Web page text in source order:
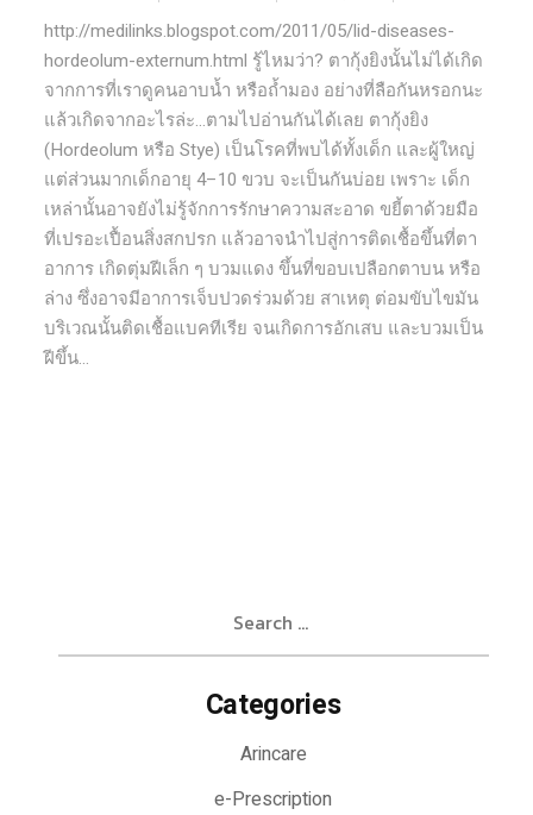
http://medilinks.blogspot.com/2011/05/lid-diseases-
hordeolum-externum.html รู้ไหมว่า? ตากุ้งยิงนั้นไม่ได้เกิด
จากการที่เราดูคนอาบน้ำ หรือถ้ำมอง อย่างที่ลือกันหรอกนะ
แล้วเกิดจากอะไรล่ะ…ตามไปอ่านกันได้เลย ตากุ้งยิง
(Hordeolum หรือ Stye) เป็นโรคที่พบได้ทั้งเด็ก และผู้ใหญ่
แต่ส่วนมากเด็กอายุ 4–10 ขวบ จะเป็นกันบ่อย เพราะ เด็ก
เหล่านั้นอาจยังไม่รู้จักการรักษาความสะอาด ขยี้ตาด้วยมือ
ที่เปรอะเปื้อนสิ่งสกปรก แล้วอาจนำไปสู่การติดเชื้อขึ้นที่ตา
อาการ เกิดตุ่มฝีเล็ก ๆ บวมแดง ขึ้นที่ขอบเปลือกตาบน หรือ
ล่าง ซึ่งอาจมีอาการเจ็บปวดร่วมด้วย สาเหตุ ต่อมขับไขมัน
บริเวณนั้นติดเชื้อแบคทีเรีย จนเกิดการอักเสบ และบวมเป็น
ฝีขึ้น...
Categories
Arincare
e-Prescription